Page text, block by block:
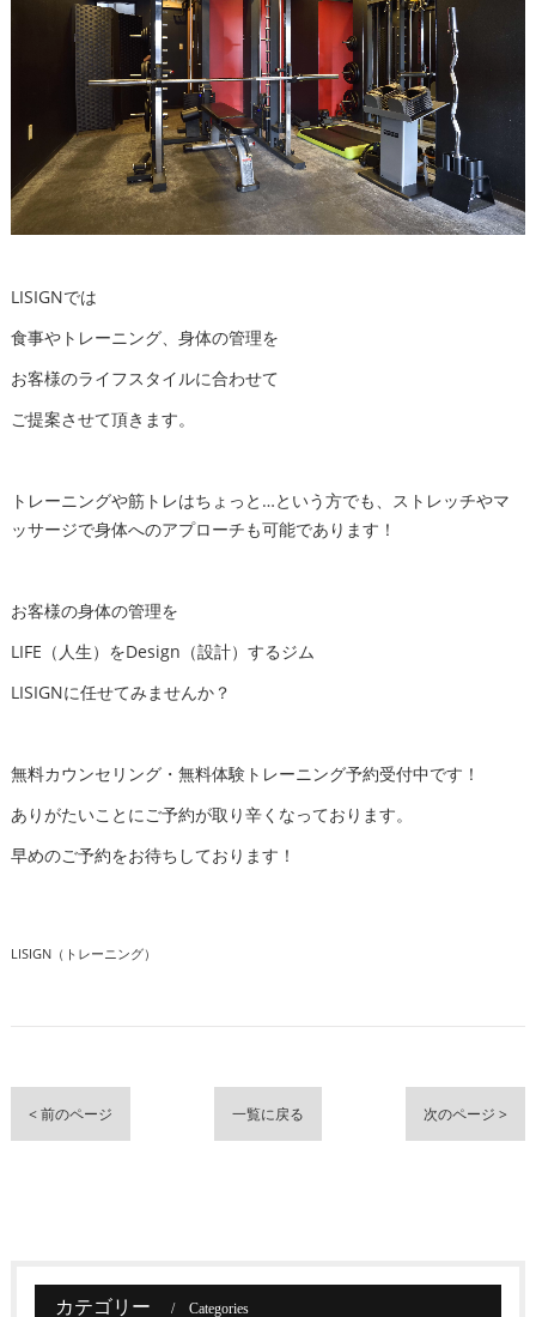
LISIGNでは
食事やトレーニング、身体の管理を
お客様のライフスタイルに合わせて
ご提案させて頂きます。
トレーニングや筋トレはちょっと…という方でも、ストレッチやマ
ッサージで身体へのアプローチも可能であります！
お客様の身体の管理を
LIFE（人生）をDesign（設計）するジム
LISIGNに任せてみませんか？
無料カウンセリング・無料体験トレーニング予約受付中です！
ありがたいことにご予約が取り辛くなっております。
早めのご予約をお待ちしております！
LISIGN（トレーニング）
< 前のページ 一覧に戻る 次のページ >
カテゴリー Categories